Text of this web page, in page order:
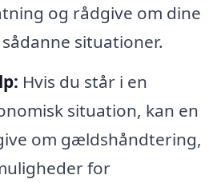
og rådgive om dine
situationer.
Hvis du står i en
situation, kan en
om gældshåndtering,
for